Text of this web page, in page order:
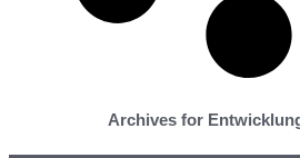
Archives for